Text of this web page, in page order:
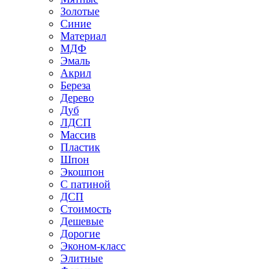
Золотые
Синие
Материал
МДФ
Эмаль
Акрил
Береза
Дерево
Дуб
ЛДСП
Массив
Пластик
Шпон
Экошпон
С патиной
ДСП
Стоимость
Дешевые
Дорогие
Эконом-класс
Элитные